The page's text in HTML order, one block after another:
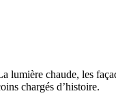
lumière chaude, les
chargés d’histoire.